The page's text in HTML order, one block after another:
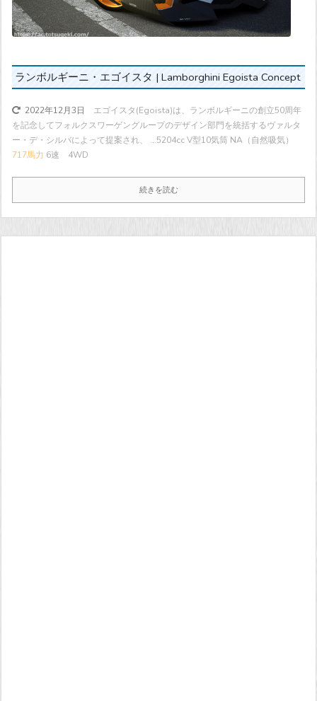
ランボルギーニ・エゴイスタ | Lamborghini Egoista Concept
2022年12月3日
エゴイスタ(Egoista)は、ランボルギーニの創立50周年
を記念してフォルクスワーゲングループのデザイン部門を統括するヴァルタ
ー・デ・シルバによって提案され、 ...5204cc V型10気筒 NA（自然吸気）
717馬力 6速 4WD
続きを読む